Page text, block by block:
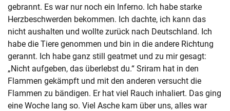
gebrannt. Es war nur noch ein Inferno. Ich habe starke
Herzbeschwerden bekommen. Ich dachte, ich kann das
nicht aushalten und wollte zurück nach Deutschland. Ich
habe die Tiere genommen und bin in die andere Richtung
gerannt. Ich habe ganz still geatmet und zu mir gesagt:
„Nicht aufgeben, das überlebst du.“ Sriram hat in den
Flammen gekämpft und mit den anderen versucht die
Flammen zu bändigen. Er hat viel Rauch inhaliert. Das ging
eine Woche lang so. Viel Asche kam über uns, alles war